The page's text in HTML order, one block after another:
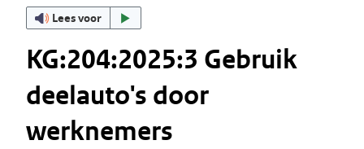
Lees voor
KG:204:2025:3 Gebruik
deelauto's door
werknemers